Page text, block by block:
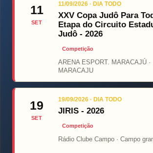
11
SET
11/09/2026 · DIA TODO
XXV Copa Judô Para
Etapa do Circuito
Judô - 2026
Competição
ARENA ESPORT. MARACAJÚ ·
MARACAJU
19
SET
19/09/2026 · DIA TODO
JIRIS - 2026
Competição
Rádio Clube Campo · Campo